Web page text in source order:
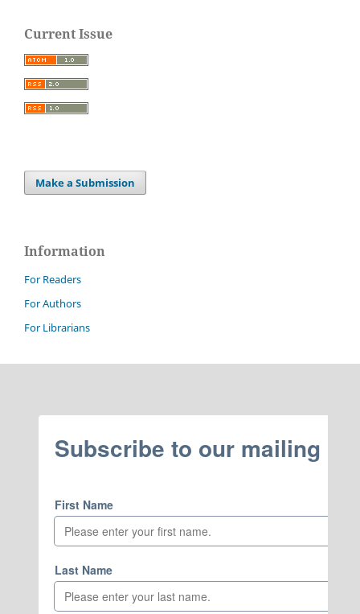
Current Issue
Make a Submission
Information
For Readers
For Authors
For Librarians